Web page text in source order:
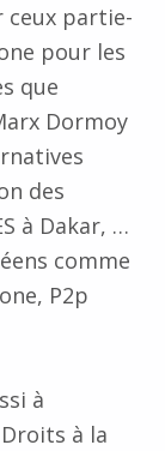
ceux partie-
pour les
que
Dormoy
des
à Dakar, …
comme
P2p
à
à la